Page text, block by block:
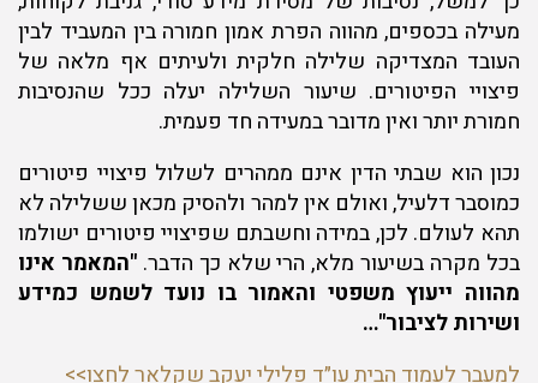
מעילה בכספים, מהווה הפרת אמון חמורה בין המעביד לבין
העובד המצדיקה שלילה חלקית ולעיתים אף מלאה של
פיצויי הפיטורים. שיעור השלילה יעלה ככל שהנסיבות
חמורת יותר ואין מדובר במעידה חד פעמית.
נכון הוא שבתי הדין אינם ממהרים לשלול פיצויי פיטורים
כמוסבר דלעיל, ואולם אין למהר ולהסיק מכאן ששלילה לא
תהא לעולם. לכן, במידה וחשבתם שפיצויי פיטורים ישולמו
בכל מקרה בשיעור מלא, הרי שלא כך הדבר."המאמר אינו
מהווה ייעוץ משפטי והאמור בו נועד לשמש כמידע
ושירות לציבור"…
למעבר לעמוד הבית עו״ד פלילי יעקב שקלאר לחצו>>